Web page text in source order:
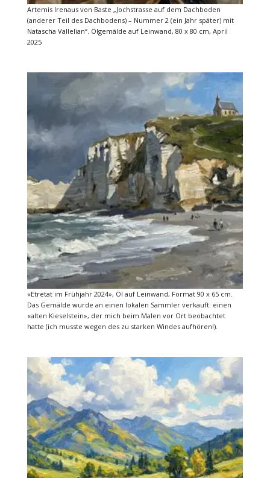
Artemis Irenaus von Baste „Jochstrasse auf dem Dachboden
(anderer Teil des Dachbodens) – Nummer 2 (ein Jahr später) mit
Natascha Vallelian“. Ölgemälde auf Leinwand, 80 x 80 cm, April
2025
«Etretat im Frühjahr 2024», Öl auf Leinwand, Format 90 x 65 cm.
Das Gemälde wurde an einen lokalen Sammler verkauft: einen
«alten Kieselstein», der mich beim Malen vor Ort beobachtet
hatte (ich musste wegen des zu starken Windes aufhören!).